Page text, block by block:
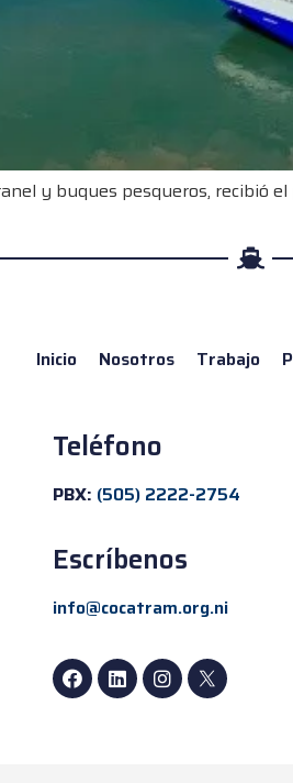
y buques pesqueros, recibió
Inicio Nosotros Trabajo
Teléfono
PBX: (505) 2222-2754
Escríbenos
info@cocatram.org.ni